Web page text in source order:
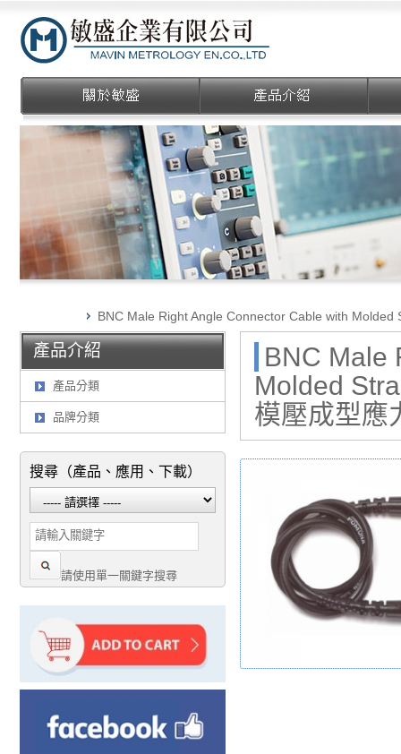
BNC Male Right Angle Connector Cable with
產品介紹
產品分類
品牌分類
搜尋（產品、應用、下載）
請使用單一關鍵字搜尋
BNC Male
Molded
模壓成型應